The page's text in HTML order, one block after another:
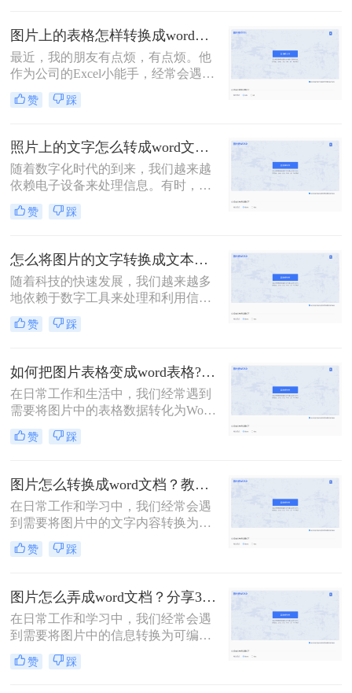
换成Word文档的方法，帮助您轻松完
成这一任务。
图片上的表格怎样转换成word表格？教你转换的二个方法！
最近，我的朋友有点烦，有点烦。他
作为公司的Excel小能手，经常会遇到
同事发Excel表过来咨询的情况。他们
的口头禅通常都是：“大神，大神，
对呢？”顺带一张Excel截图。对，是
截图！如何在一张截图上发现问题，
查找答案呢？这是一个问题。更大的
问题是，老板也喜欢这样……今天就
来给大家分享二个技巧，「图片上的
表格怎样转换成word表格」
赞 踩
照片上的文字怎么转成word文档？分享2种方法，简单易学！
随着数字化时代的到来，我们越来越
依赖电子设备来处理信息。有时，我
们可能需要从照片中提取文字内容，
并将其转换为可编辑的Word文档。这
如从书籍、报纸、海报、名片，甚至
是手写笔记中提取信息。那么照片上
的文字怎么转成word文档呢？本文将
介绍几种常用的方法，帮助你轻松地
将照片上的文字转换成Word文档。
赞 踩
怎么将图片的文字转换成文本？这里教你3种方法！
随着科技的快速发展，我们越来越多
地依赖于数字工具来处理和利用信
息。在日常生活中，我们经常会遇到
需要将图片中的文字转换成可编辑文
片中的标语、还是社交媒体上的图片
中提取信息，将图片中的文字转换成
文本都是一项非常实用的技能。那么
怎么将图片的文字转换成文本呢？本
文将详细介绍几种常用的方法，帮助
你轻松实现图片文字到文本的转换。
赞 踩
如何把图片表格变成word表格?教你三招轻松搞定！
在日常工作和生活中，我们经常遇到
需要将图片中的表格数据转化为Word
文档中的表格的情况。这样的需求常
见于数据提取、文档编辑、报告撰写
word表格呢？以下将介绍几种常用的
方法，帮助你将图片表格转换成Word
表格。
赞 踩
图片怎么转换成word文档？教你3种简单方法！
在日常工作和学习中，我们经常会遇
到需要将图片中的文字内容转换为
Word文档的情况。这可能是因为图片
中的文字内容需要编辑、修改或进一
文档并不能实现文字内容的编辑，因
此我们需要将图片转换成可编辑的
Word文档。本文将详细介绍图片怎么
转换成word文档的几种方法，并给出
具体的操作步骤和注意事项。
赞 踩
图片怎么弄成word文档？分享3种简单方法，轻松搞定!
在日常工作和学习中，我们经常会遇
到需要将图片中的信息转换为可编辑
的Word文档的情况。无论是扫描的文
档、截图还是照片，我们都希望能够
赞 踩